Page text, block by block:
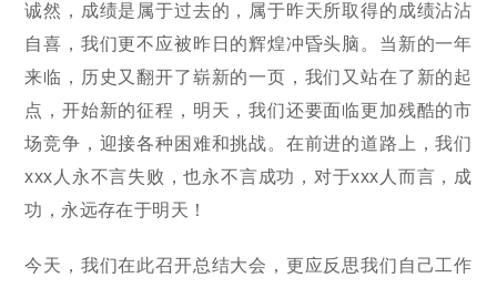
诚然，成绩是属于过去的，属于昨天所取得的成绩沾沾
自喜，我们更不应被昨日的辉煌冲昏头脑。当新的一年
来临，历史又翻开了崭新的一页，我们又站在了新的起
点，开始新的征程，明天，我们还要面临更加残酷的市
场竞争，迎接各种困难和挑战。在前进的道路上，我们
xxx人永不言失败，也永不言成功，对于xxx人而言，成
功，永远存在于明天！
今天，我们在此召开总结大会，更应反思我们自己工作